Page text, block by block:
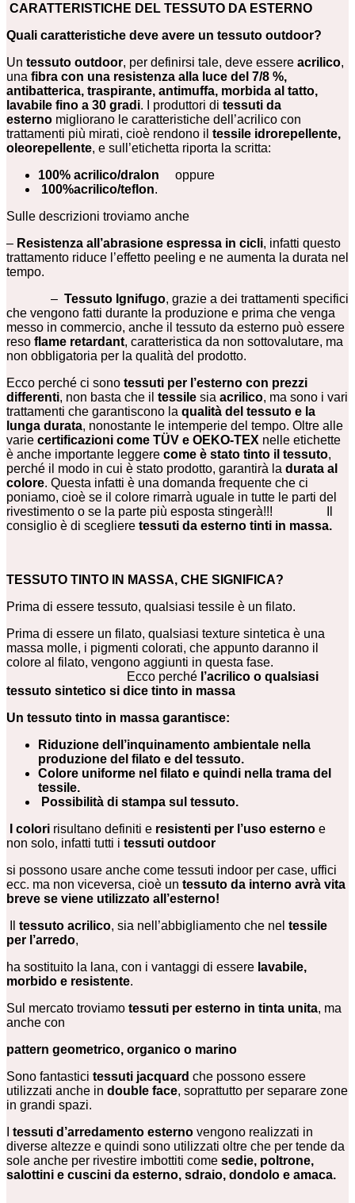
CARATTERISTICHE DEL TESSUTO DA ESTERNO
Quali caratteristiche deve avere un tessuto outdoor?
Un tessuto outdoor, per definirsi tale, deve essere acrilico,
una fibra con una resistenza alla luce del 7/8 %,
antibatterica, traspirante, antimuffa, morbida al tatto,
lavabile fino a 30 gradi. I produttori di tessuti da
esterno migliorano le caratteristiche dell’acrilico con
trattamenti più mirati, cioè rendono il tessile idrorepellente,
oleorepellente, e sull’etichetta riporta la scritta:
100% acrilico/dralon oppure
100%acrilico/teflon.
Sulle descrizioni troviamo anche
– Resistenza all’abrasione espressa in cicli, infatti questo
trattamento riduce l’effetto peeling e ne aumenta la durata nel
tempo.
– Tessuto Ignifugo, grazie a dei trattamenti specifici
che vengono fatti durante la produzione e prima che venga
messo in commercio, anche il tessuto da esterno può essere
reso flame retardant, caratteristica da non sottovalutare, ma
non obbligatoria per la qualità del prodotto.
Ecco perché ci sono tessuti per l’esterno con prezzi
differenti, non basta che il tessile sia acrilico, ma sono i vari
trattamenti che garantiscono la qualità del tessuto e la
lunga durata, nonostante le intemperie del tempo. Oltre alle
varie certificazioni come TÜV e OEKO-TEX nelle etichette
è anche importante leggere come è stato tinto il tessuto,
perché il modo in cui è stato prodotto, garantirà la durata al
colore. Questa infatti è una domanda frequente che ci
poniamo, cioè se il colore rimarrà uguale in tutte le parti del
rivestimento o se la parte più esposta stingerà!!! Il
consiglio è di scegliere tessuti da esterno tinti in massa.
TESSUTO TINTO IN MASSA, CHE SIGNIFICA?
Prima di essere tessuto, qualsiasi tessile è un filato.
Prima di essere un filato, qualsiasi texture sintetica è una
massa molle, i pigmenti colorati, che appunto daranno il
colore al filato, vengono aggiunti in questa fase.
Ecco perché l’acrilico o qualsiasi
tessuto sintetico si dice tinto in massa
Un tessuto tinto in massa garantisce:
Riduzione dell’inquinamento ambientale nella
produzione del filato e del tessuto.
Colore uniforme nel filato e quindi nella trama del
tessile.
Possibilità di stampa sul tessuto.
I colori risultano definiti e resistenti per l’uso esterno e
non solo, infatti tutti i tessuti outdoor
si possono usare anche come tessuti indoor per case, uffici
ecc. ma non viceversa, cioè un tessuto da interno avrà vita
breve se viene utilizzato all’esterno!
tessuto acrilico, sia nell’abbigliamento che nel tessile
per l’arredo,
ha sostituito la lana, con i vantaggi di essere lavabile,
morbido e resistente.
Sul mercato troviamo tessuti per esterno in tinta unita, ma
anche con
pattern geometrico, organico o marino
Sono fantastici tessuti jacquard che possono essere
utilizzati anche in double face, soprattutto per separare zone
in grandi spazi.
tessuti d’arredamento esterno vengono realizzati in
diverse altezze e quindi sono utilizzati oltre che per tende da
sole anche per rivestire imbottiti come sedie, poltrone,
salottini e cuscini da esterno, sdraio, dondolo e amaca.